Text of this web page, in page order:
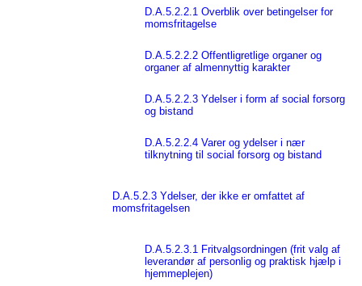
D.A.5.2.2.1 Overblik over betingelser for
momsfritagelse
D.A.5.2.2.2 Offentligretlige organer og
organer af almennyttig karakter
D.A.5.2.2.3 Ydelser i form af social forsorg
og bistand
D.A.5.2.2.4 Varer og ydelser i nær
tilknytning til social forsorg og bistand
D.A.5.2.3 Ydelser, der ikke er omfattet af
momsfritagelsen
D.A.5.2.3.1 Fritvalgsordningen (frit valg af
leverandør af personlig og praktisk hjælp i
hjemmeplejen)